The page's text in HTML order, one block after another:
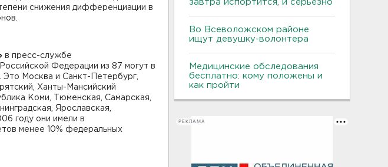
снижения дифференциации в
в пресс-службе
Федерации из 87 могут в
Москва и Санкт-Петербург,
Ханты-Мансийский
Коми, Тюменская, Самарская,
Ярославская,
году они имели в
менее 10% федеральных
завтра испортится, и серьезно
Во Всеволожском районе
ищут девушку-волонтера
Медицинские обследования
бесплатно: кому положены и
как пройти
РЕКЛАМА